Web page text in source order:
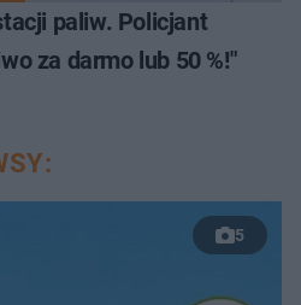
paliw. Policjant
za darmo lub 50 %!"
5